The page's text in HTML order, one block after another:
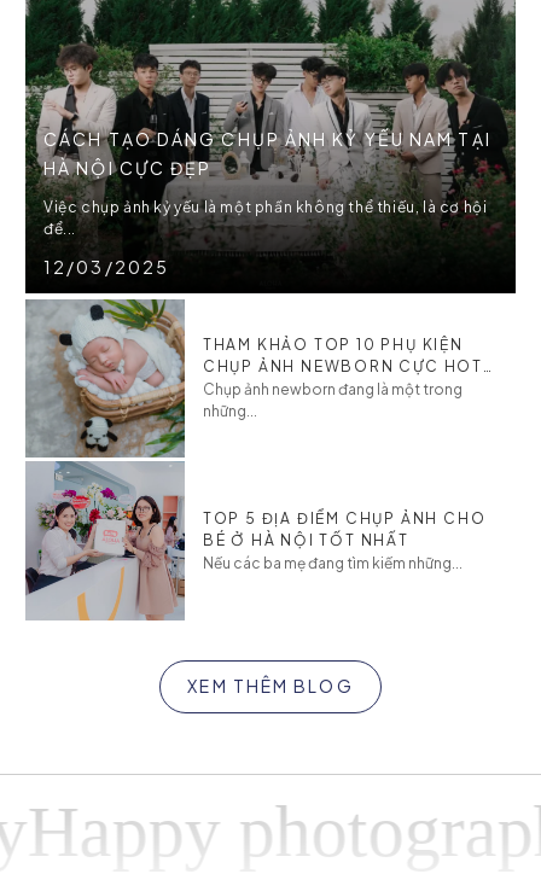
CÁCH TẠO DÁNG CHỤP ẢNH KỶ YẾU NAM TẠI
HÀ NỘI CỰC ĐẸP
12/03/2025
Việc chụp ảnh kỷ yếu là một phần không thể thiếu, là cơ hội
để...
THAM KHẢO TOP 10 PHỤ KIỆN
CHỤP ẢNH NEWBORN CỰC HOT
CHO BÉ
Chụp ảnh newborn đang là một trong
những...
TOP 5 ĐỊA ĐIỂM CHỤP ẢNH CHO
BÉ Ở HÀ NỘI TỐT NHẤT
Nếu các ba mẹ đang tìm kiếm những...
XEM THÊM BLOG